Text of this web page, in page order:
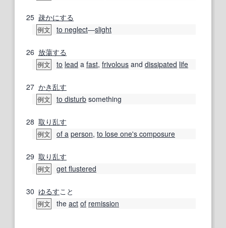
25 疎かにする
例文 to neglect―slight
26 放蕩する
例文 to lead a fast, frivolous and dissipated life
27 かき乱す
例文 to disturb something
28 取り乱す
例文 of a person, to lose one's composure
29 取り乱す
例文 get flustered
30 ゆるすこと
例文 the act of remission